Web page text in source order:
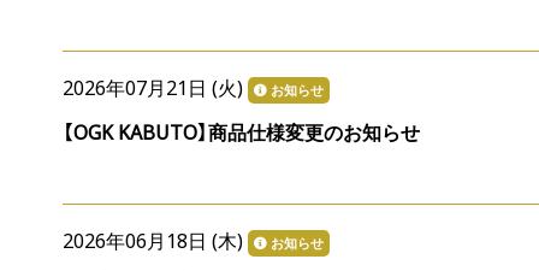
2026年07月21日 (火) お知らせ
【OGK KABUTO】商品仕様変更のお知らせ
2026年06月18日 (木) お知らせ